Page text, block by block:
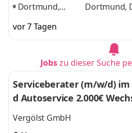
Dortmund,
Münster,
Dortmund,
vor 7 Tagen
Jobszu dieser Suche
Serviceberater (m/w/d)
d Autoservice 2.000€
Vergölst GmbH